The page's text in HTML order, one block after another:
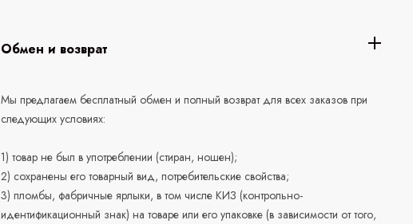
Обмен и возврат
Мы предлагаем бесплатный обмен и полный возврат для всех заказов при
следующих условиях:
1) товар не был в употреблении (стиран, ношен);
2) сохранены его товарный вид, потребительские свойства;
3) пломбы, фабричные ярлыки, в том числе КИЗ (контрольно-
идентификационный знак) на товаре или его упаковке (в зависимости от того,